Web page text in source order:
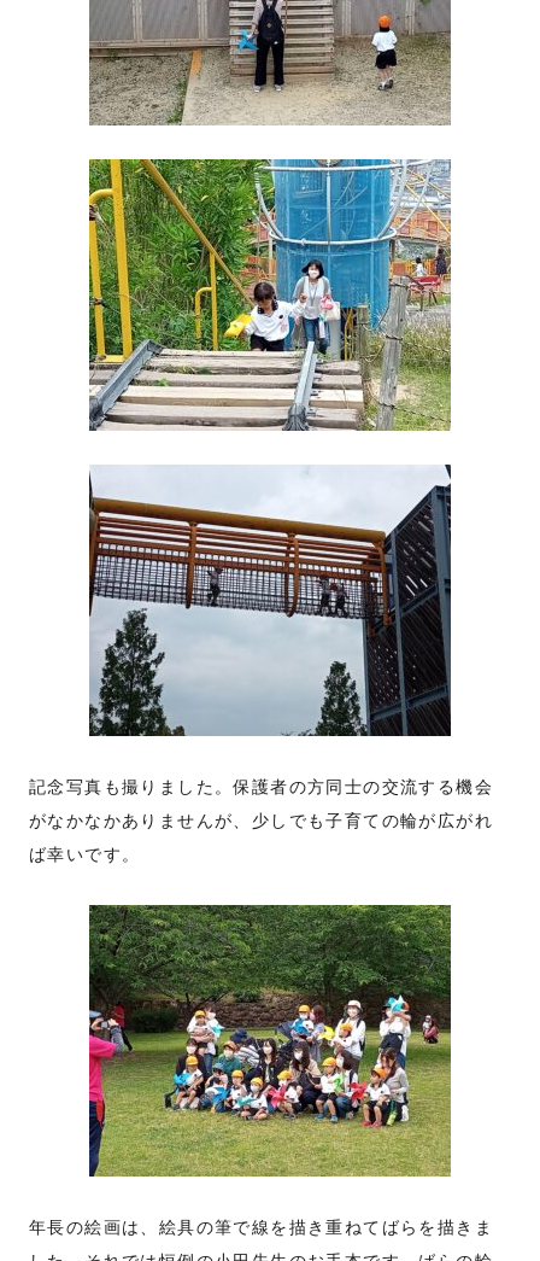
記念写真も撮りました。保護者の方同士の交流する機会
がなかなかありませんが、少しでも子育ての輪が広がれ
ば幸いです。
年長の絵画は、絵具の筆で線を描き重ねてばらを描きま